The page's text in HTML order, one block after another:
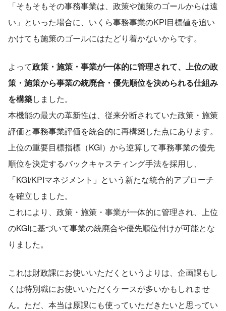
「そもそもその事務事業は、政策や施策のゴールからは遠
い」といった場合に、いくら事務事業のKPI目標値を追い
かけても施策のゴールにはたどり着かないからです。
よって政策・施策・事業が一体的に管理されて、上位の政
策・施策から事業の統廃合・優先順位を決められる仕組み
を構築しました。
本機能の最大の革新性は、従来分断されていた政策・施策
評価と事務事業評価を統合的に再構築した点にあります。
上位の重要目標指標（KGI）から逆算して事務事業の優先
順位を決定するバックキャスティング手法を採用し、
「KGI/KPIマネジメント」という新たな統合的アプローチ
を確立しました。
これにより、政策・施策・事業が一体的に管理され、上位
のKGIに基づいて事業の統廃合や優先順位付けが可能とな
りました。
これは財政課にお使いいただくというよりは、企画課もし
くは特別職にお使いいただくケースが多いかもしれませ
ん。ただ、本当は原課にも使っていただきたいと思ってい